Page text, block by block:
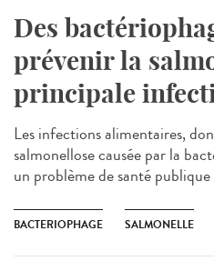
Des
prévenir la
principale
Les infections alimentaires,
salmonellose causée par la
un problème de santé
BACTERIOPHAGE SALMONELLE